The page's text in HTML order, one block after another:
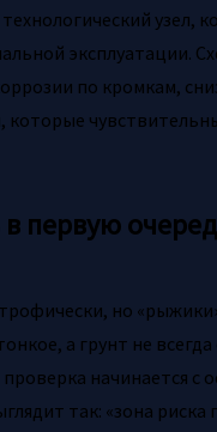
узел,
эксплуатации.
по кромкам,
в первую
но
а грунт не
начинается с
так: «зона риска